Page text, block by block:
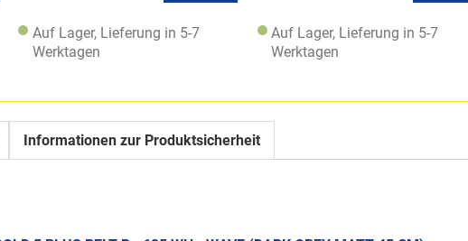
Auf Lager, Lieferung in 5-7
Werktagen
Auf Lager, Lieferung in 5-7
Werktagen
Informationen zur Produktsicherheit